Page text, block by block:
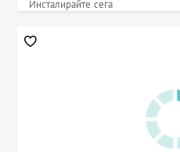
Инсталирайте сега